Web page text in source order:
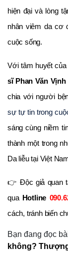
hiện đại và lòng
nhân viêm da cơ
cuộc sống.
Với tâm huyết
sĩ Phan Văn Vịnh
chia với người
sự tự tin trong
sáng cùng niềm
thành một trong
Da liễu tại Việt
👉 Độc giả quan
qua Hotline
cách, tránh biến
Bạn đang đọc
không?